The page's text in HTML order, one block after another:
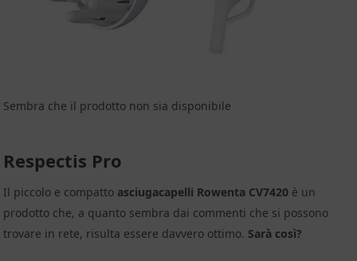
Sembra che il prodotto non sia disponibile
Respectis Pro
Il piccolo e compatto asciugacapelli Rowenta CV7420 è un
prodotto che, a quanto sembra dai commenti che si possono
trovare in rete, risulta essere davvero ottimo. Sarà così?